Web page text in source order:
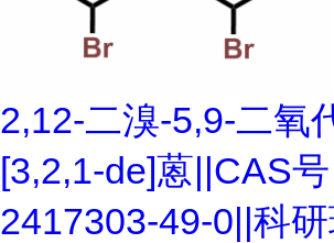
2,12-二溴-5,9-二氧
[3,2,1-de]蒽||CAS号
2417303-49-0||科